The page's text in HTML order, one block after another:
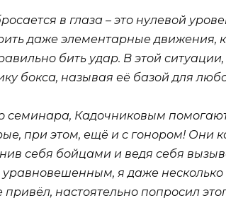
в глаза – это нулевой
даже элементарные
бить удар. В этой
бокса, называя её базой для
семинара, Кадочниковым
при этом, ещё и с гонором! Они
себя бойцами и ведя себя
я даже несколько
настоятельно попросил